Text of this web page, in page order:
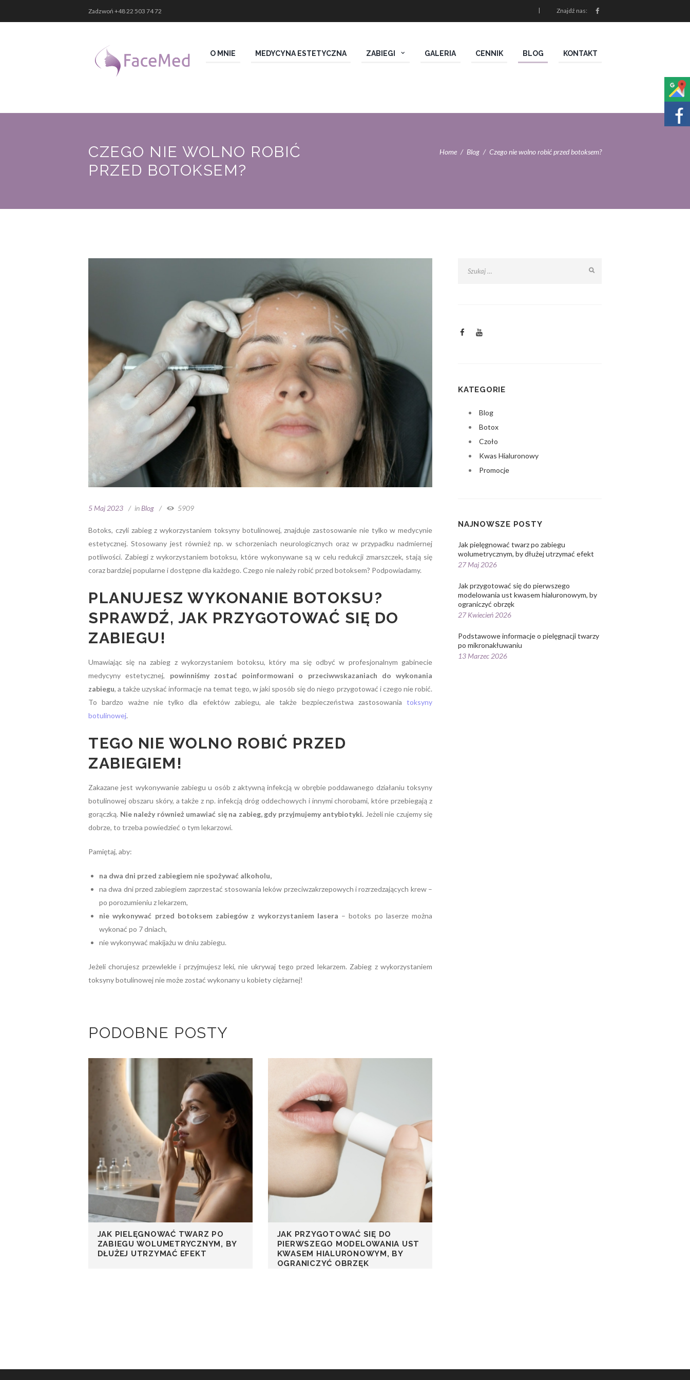
Zadzwoń +48 22 503 74 72 Znajdź nas:
O MNIE MEDYCYNA ESTETYCZNA ZABIEGI GALERIA CENNIK BLOG KONTAKT
CZEGO NIE WOLNO ROBIĆ
PRZED BOTOKSEM?
Home Blog Czego nie wolno robić przed botoksem?
5 Maj 2023 in Blog 5909
Botoks, czyli zabieg z wykorzystaniem toksyny botulinowej, znajduje zastosowanie nie tylko w medycynie
estetycznej. Stosowany jest również np. w schorzeniach neurologicznych oraz w przypadku nadmiernej
potliwości. Zabiegi z wykorzystaniem botoksu, które wykonywane są w celu redukcji zmarszczek, stają się
coraz bardziej popularne i dostępne dla każdego. Czego nie należy robić przed botoksem? Podpowiadamy.
PLANUJESZ WYKONANIE BOTOKSU?
SPRAWDŹ, JAK PRZYGOTOWAĆ SIĘ DO
ZABIEGU!
Umawiając się na zabieg z wykorzystaniem botoksu, który ma się odbyć w profesjonalnym gabinecie
medycyny estetycznej, powinniśmy zostać poinformowani o przeciwwskazaniach do wykonania
zabiegu, a także uzyskać informacje na temat tego, w jaki sposób się do niego przygotować i czego nie robić.
To bardzo ważne nie tylko dla efektów zabiegu, ale także bezpieczeństwa zastosowania toksyny
botulinowej.
TEGO NIE WOLNO ROBIĆ PRZED
ZABIEGIEM!
Zakazane jest wykonywanie zabiegu u osób z aktywną infekcją w obrębie poddawanego działaniu toksyny
botulinowej obszaru skóry, a także z np. infekcją dróg oddechowych i innymi chorobami, które przebiegają z
gorączką. Nie należy również umawiać się na zabieg, gdy przyjmujemy antybiotyki. Jeżeli nie czujemy się
dobrze, to trzeba powiedzieć o tym lekarzowi.
Pamiętaj, aby:
na dwa dni przed zabiegiem nie spożywać alkoholu,
na dwa dni przed zabiegiem zaprzestać stosowania leków przeciwzakrzepowych i rozrzedzających krew –
po porozumieniu z lekarzem,
nie wykonywać przed botoksem zabiegów z wykorzystaniem lasera – botoks po laserze można
wykonać po 7 dniach,
nie wykonywać makijażu w dniu zabiegu.
Jeżeli chorujesz przewlekle i przyjmujesz leki, nie ukrywaj tego przed lekarzem. Zabieg z wykorzystaniem
toksyny botulinowej nie może zostać wykonany u kobiety ciężarnej!
PODOBNE POSTY
JAK PIELĘGNOWAĆ TWARZ PO
ZABIEGU WOLUMETRYCZNYM, BY
DŁUŻEJ UTRZYMAĆ EFEKT
JAK PRZYGOTOWAĆ SIĘ DO
PIERWSZEGO MODELOWANIA UST
KWASEM HIALURONOWYM, BY
OGRANICZYĆ OBRZĘK
KATEGORIE
Blog
Botox
Czoło
Kwas Hialuronowy
Promocje
NAJNOWSZE POSTY
Jak pielęgnować twarz po zabiegu
wolumetrycznym, by dłużej utrzymać efekt
27 Maj 2026
Jak przygotować się do pierwszego
modelowania ust kwasem hialuronowym, by
ograniczyć obrzęk
27 Kwiecień 2026
Podstawowe informacje o pielęgnacji twarzy
po mikronakłuwaniu
13 Marzec 2026